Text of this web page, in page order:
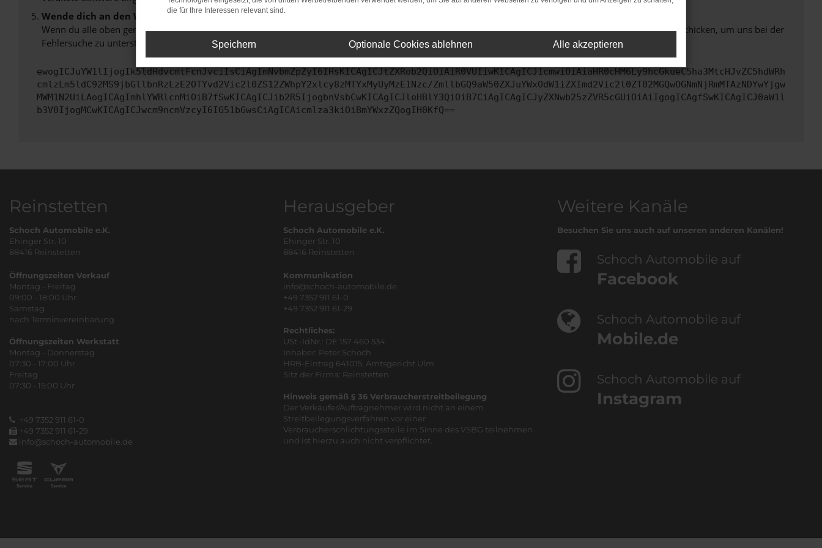
Wende dich an den Webseitenbetreiber.
Wenn du alle oben genannten Schritte versucht hast, kontaktiere uns bitte. Wir werden versuchen, das Problem zu beheben. Du kannst uns diesen Text schicken, um uns bei der
Fehlersuche zu unterstützen:
ewogICJuYW1lIjogIk5ldHdvcmtFcnJvciIsCiAgImNvbmZpZyI6IHsKICAgICJtZXRob2QiOiAiR0VUIiwKICAgICJ1cmwiOiAiaHR0cHM6Ly9hcGkueC5ha3MtcHJvZC5hdWRh
cmlzLm5ldC92MS9jbGllbnRzLzE2OTYvd2Vic2l0ZS12ZWhpY2xlcy8zMTYxMyUyMzE1Nzc/ZmllbGQ9aW50ZXJuYWxOdW1iZXImd2Vic2l0ZT02MGQwOGNmNjRmMTAzNDYwYjgw
MWM1N2UiLAogICAgImhlYWRlcnMiOiB7fSwKICAgICJib2R5IjogbnVsbCwKICAgICJleHBlY3QiOiB7CiAgICAgICJyZXNwb25zZVR5cGUiOiAiIgogICAgfSwKICAgICJ0aW1l
b3V0IjogMCwKICAgICJwcm9ncmVzcyI6IG51bGwsCiAgICAicmlza3kiOiBmYWxzZQogIH0KfQ==
Reinstetten
Schoch Automobile e.K.
Ehinger Str. 10
88416 Reinstetten
Öffnungszeiten Verkauf
Montag - Freitag
09:00 - 18:00 Uhr
Samstag
nach Terminvereinbarung
Öffnungszeiten Werkstatt
Montag - Donnerstag
07:30 - 17:00 Uhr
Freitag
07:30 - 15:00 Uhr
+49 7352 911 61-0
+49 7352 911 61-29
info@schoch-automobile.de
Herausgeber
Schoch Automobile e.K.
Ehinger Str. 10
88416 Reinstetten
Kommunikation
info@schoch-automobile.de
+49 7352 911 61-0
+49 7352 911 61-29
Rechtliches:
USt.-IdNr.: DE 157 460 534
Inhaber: Peter Schoch
HRB-Eintrag 641015, Amtsgericht Ulm
Sitz der Firma: Reinstetten
Hinweis gemäß § 36 Verbraucherstreitbeilegung
Der Verkäufer/Auftragnehmer wird nicht an einem
Streitbeilegungsverfahren vor einer
Verbraucherschlichtungsstelle im Sinne des VSBG teilnehmen
und ist hierzu auch nicht verpflichtet.
Weitere Kanäle
Besuchen Sie uns auch auf unseren anderen Kanälen!
Schoch Automobile auf
Facebook
Schoch Automobile auf
Mobile.de
Schoch Automobile auf
Instagram
die für Ihre Interessen relevant sind.
Speichern Optionale Cookies ablehnen Alle akzeptieren